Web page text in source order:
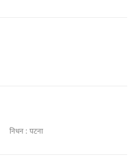
निधन : पटना